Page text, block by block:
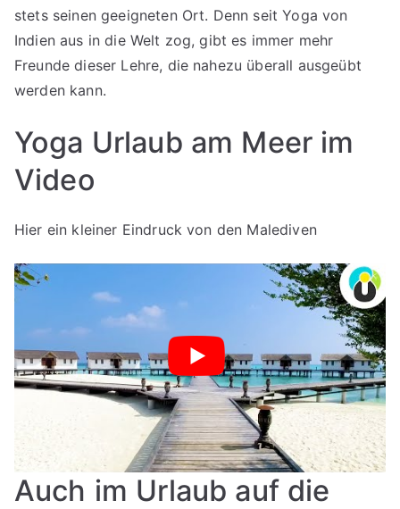
stets seinen geeigneten Ort. Denn seit Yoga von
Indien aus in die Welt zog, gibt es immer mehr
Freunde dieser Lehre, die nahezu überall ausgeübt
werden kann.
Yoga Urlaub am Meer im
Video
Hier ein kleiner Eindruck von den Malediven
Auch im Urlaub auf die